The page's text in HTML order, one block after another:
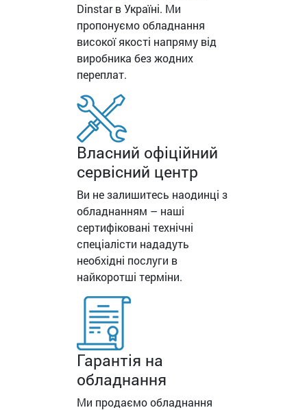
Dinstar в Україні. Ми
пропонуємо обладнання
високої якості напряму від
виробника без жодних
переплат.
Власний офіційний
сервісний центр
Ви не залишитесь наодинці з
обладнанням – наші
сертифіковані технічні
спеціалісти нададуть
необхідні послуги в
найкоротші терміни.
Гарантія на
обладнання
Ми продаємо обладнання